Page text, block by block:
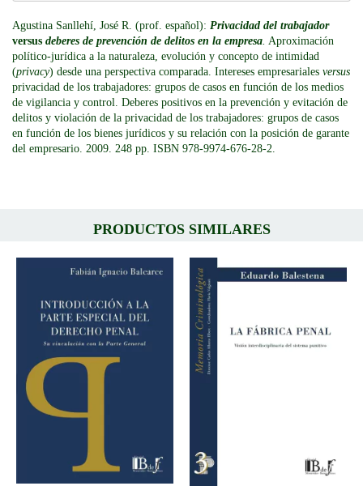
Agustina Sanllehí, José R. (prof. español): Privacidad del trabajador
versus deberes de prevención de delitos en la empresa Aproximación
político-jurídica a la naturaleza, evolución y concepto de intimidad
(privacy) desde una perspectiva comparada. Intereses empresariales versus
privacidad de los trabajadores: grupos de casos en función de los medios
de vigilancia y control. Deberes positivos en la prevención y evitación de
delitos y violación de la privacidad de los trabajadores: grupos de casos
en función de los bienes jurídicos y su relación con la posición de garante
del empresario. 2009. 248 pp. ISBN 978-9974-676-28-2.
PRODUCTOS SIMILARES